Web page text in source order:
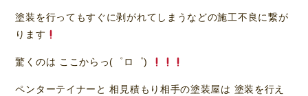
塗装を行ってもすぐに剥がれてしまうなどの施工不良に繋が
ります
驚くのは ここからっ(゜ロ゜)
ペンターテイナーと 相見積もり相手の塗装屋は 塗装を行え